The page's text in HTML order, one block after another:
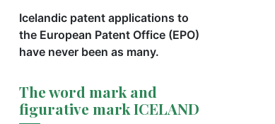
Icelandic patent applications to
the European Patent Office (EPO)
have never been as many.
The word mark and
figurative mark ICELAND